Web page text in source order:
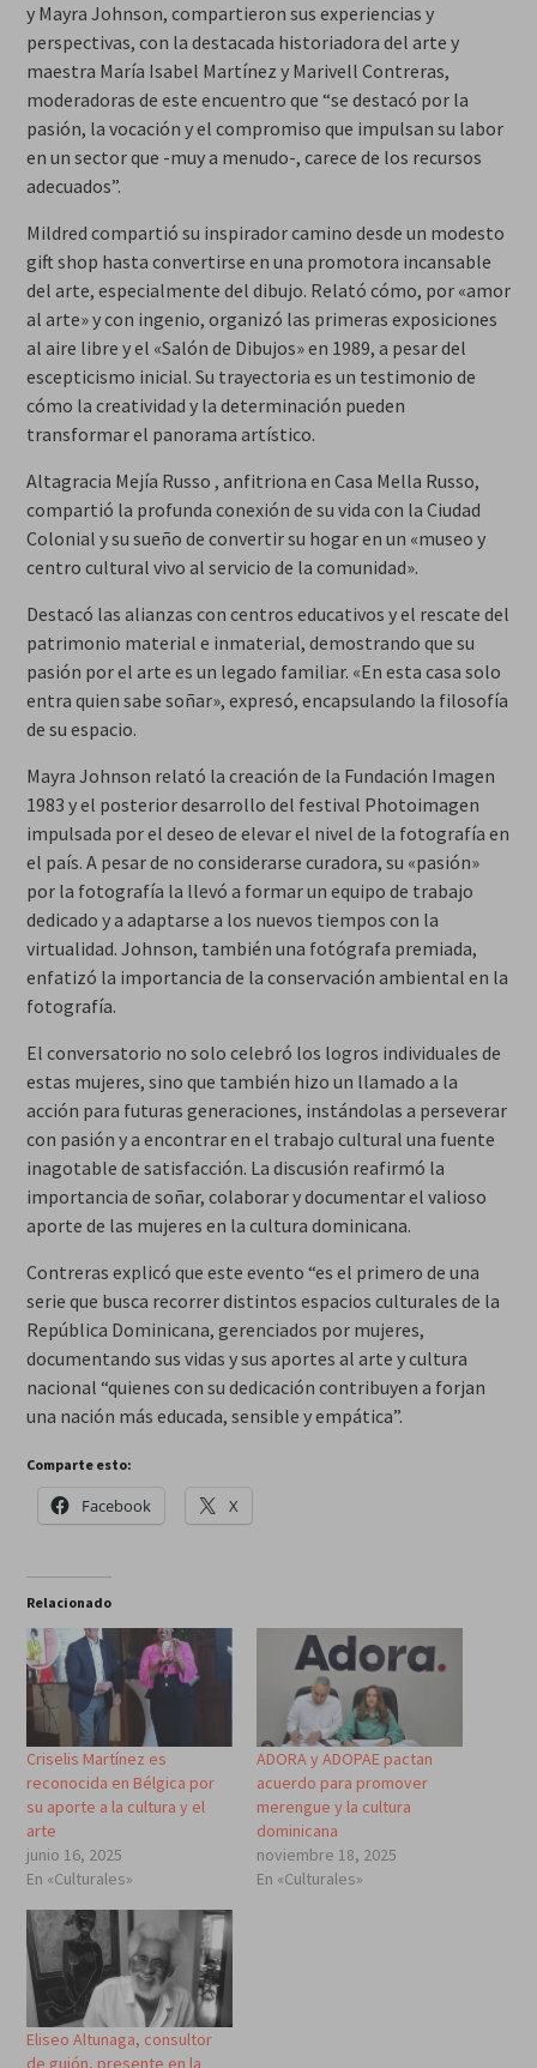
y Mayra Johnson, compartieron sus experiencias y
perspectivas, con la destacada historiadora del arte y
maestra María Isabel Martínez y Marivell Contreras,
moderadoras de este encuentro que “se destacó por la
pasión, la vocación y el compromiso que impulsan su labor
en un sector que -muy a menudo-, carece de los recursos
adecuados”.
Mildred compartió su inspirador camino desde un modesto
gift shop hasta convertirse en una promotora incansable
del arte, especialmente del dibujo. Relató cómo, por «amor
al arte» y con ingenio, organizó las primeras exposiciones
al aire libre y el «Salón de Dibujos» en 1989, a pesar del
escepticismo inicial. Su trayectoria es un testimonio de
cómo la creatividad y la determinación pueden
transformar el panorama artístico.
Altagracia Mejía Russo , anfitriona en Casa Mella Russo,
compartió la profunda conexión de su vida con la Ciudad
Colonial y su sueño de convertir su hogar en un «museo y
centro cultural vivo al servicio de la comunidad».
Destacó las alianzas con centros educativos y el rescate del
patrimonio material e inmaterial, demostrando que su
pasión por el arte es un legado familiar. «En esta casa solo
entra quien sabe soñar», expresó, encapsulando la filosofía
de su espacio.
Mayra Johnson relató la creación de la Fundación Imagen
1983 y el posterior desarrollo del festival Photoimagen
impulsada por el deseo de elevar el nivel de la fotografía en
el país. A pesar de no considerarse curadora, su «pasión»
por la fotografía la llevó a formar un equipo de trabajo
dedicado y a adaptarse a los nuevos tiempos con la
virtualidad. Johnson, también una fotógrafa premiada,
enfatizó la importancia de la conservación ambiental en la
fotografía.
El conversatorio no solo celebró los logros individuales de
estas mujeres, sino que también hizo un llamado a la
acción para futuras generaciones, instándolas a perseverar
con pasión y a encontrar en el trabajo cultural una fuente
inagotable de satisfacción. La discusión reafirmó la
importancia de soñar, colaborar y documentar el valioso
aporte de las mujeres en la cultura dominicana.
Contreras explicó que este evento “es el primero de una
serie que busca recorrer distintos espacios culturales de la
República Dominicana, gerenciados por mujeres,
documentando sus vidas y sus aportes al arte y cultura
nacional “quienes con su dedicación contribuyen a forjan
una nación más educada, sensible y empática”.
Comparte esto:
Facebook X
Relacionado
Criselis Martínez es
reconocida en Bélgica por
su aporte a la cultura y el
arte
junio 16, 2025
En «Culturales»
ADORA y ADOPAE pactan
acuerdo para promover
merengue y la cultura
dominicana
noviembre 18, 2025
En «Culturales»
Eliseo Altunaga, consultor
de guión, presente en la